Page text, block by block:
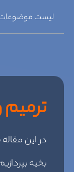
لیست
ترمیم
در این
بخیه